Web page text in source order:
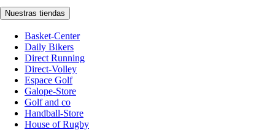
Nuestras tiendas
Basket-Center
Daily Bikers
Direct Running
Direct-Volley
Espace Golf
Galope-Store
Golf and co
Handball-Store
House of Rugby